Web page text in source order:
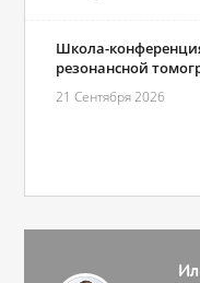
Школа-
резонансной
21 Сентября 2026